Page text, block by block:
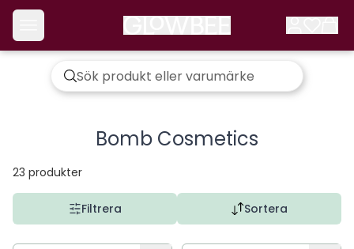
Bomb Cosmetics
23 produkter
Filtrera Sortera